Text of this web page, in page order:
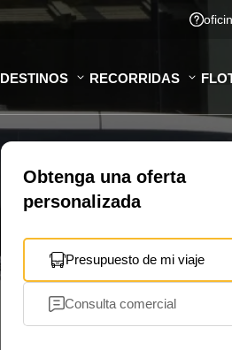
DESTINOS RECORRIDAS
Obtenga una oferta
personalizada
Presupuesto de mi viaje
Consulta comercial